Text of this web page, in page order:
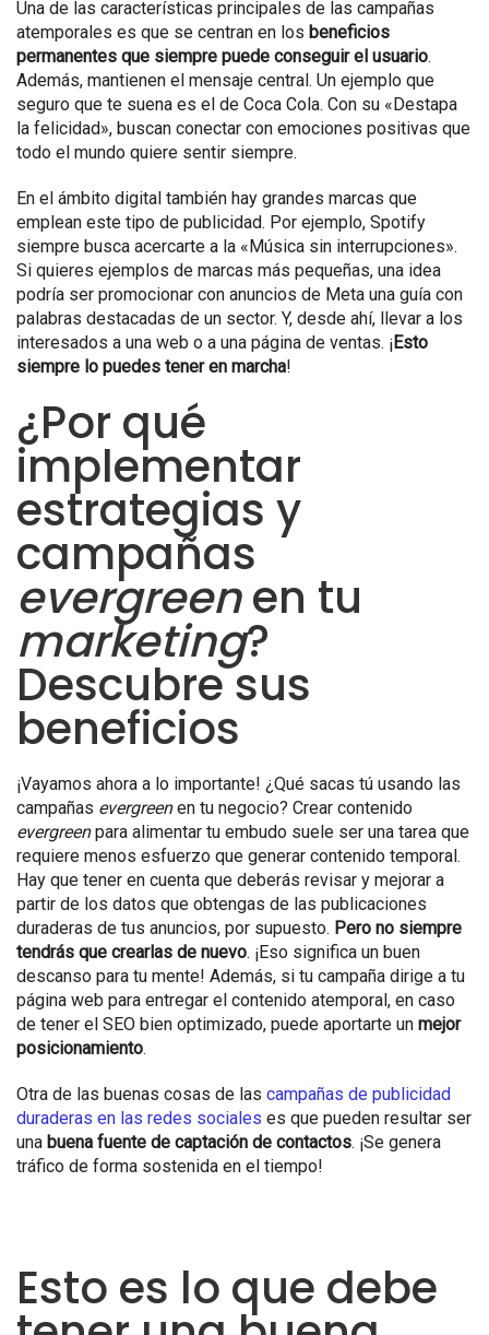
Una de las características principales de las campañas
atemporales es que se centran en los beneficios
permanentes que siempre puede conseguir el usuario.
Además, mantienen el mensaje central. Un ejemplo que
seguro que te suena es el de Coca Cola. Con su «Destapa
la felicidad», buscan conectar con emociones positivas que
todo el mundo quiere sentir siempre.
En el ámbito digital también hay grandes marcas que
emplean este tipo de publicidad. Por ejemplo, Spotify
siempre busca acercarte a la «Música sin interrupciones».
Si quieres ejemplos de marcas más pequeñas, una idea
podría ser promocionar con anuncios de Meta una guía con
palabras destacadas de un sector. Y, desde ahí, llevar a los
interesados a una web o a una página de ventas. ¡Esto
siempre lo puedes tener en marcha!
¿Por qué
implementar
estrategias y
campañas
evergreenen tu
marketing?
Descubre sus
beneficios
¡Vayamos ahora a lo importante! ¿Qué sacas tú usando las
campañas evergreenen tu negocio? Crear contenido
evergreenpara alimentar tu embudo suele ser una tarea que
requiere menos esfuerzo que generar contenido temporal.
Hay que tener en cuenta que deberás revisar y mejorar a
partir de los datos que obtengas de las publicaciones
duraderas de tus anuncios, por supuesto. Pero no siempre
tendrás que crearlas de nuevo. ¡Eso significa un buen
descanso para tu mente! Además, si tu campaña dirige a tu
página web para entregar el contenido atemporal, en caso
de tener el SEO bien optimizado, puede aportarte un mejor
posicionamiento.
Otra de las buenas cosas de las campañas de publicidad
duraderas en las redes sociales es que pueden resultar ser
una buena fuente de captación de contactos. ¡Se genera
tráfico de forma sostenida en el tiempo!
Esto es lo que debe